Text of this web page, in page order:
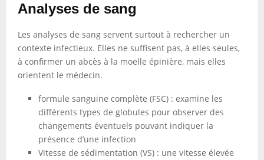
Analyses de sang
Les analyses de sang servent surtout à rechercher un
contexte infectieux. Elles ne suffisent pas, à elles seules,
à confirmer un abcès à la moelle épinière, mais elles
orientent le médecin.
formule sanguine complète (FSC) : examine les
différents types de globules pour observer des
changements éventuels pouvant indiquer la
présence d’une infection
Vitesse de sédimentation (VS) : une vitesse élevée